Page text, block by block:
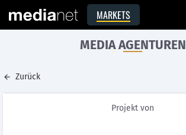
MARKETS
MEDIA AGENTUREN
Zurück
Projekt von